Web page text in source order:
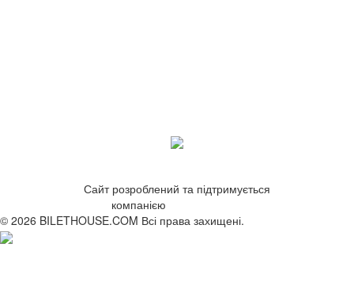
Сайт розроблений та підтримується
компанією
© 2026 BILETHOUSE.COM Всі права захищені.